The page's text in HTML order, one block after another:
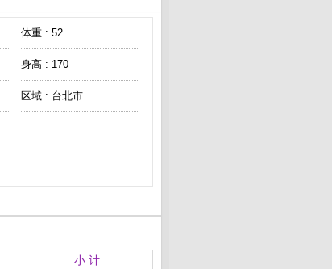
体重 : 52
身高 : 170
区域 : 台北市
小 计